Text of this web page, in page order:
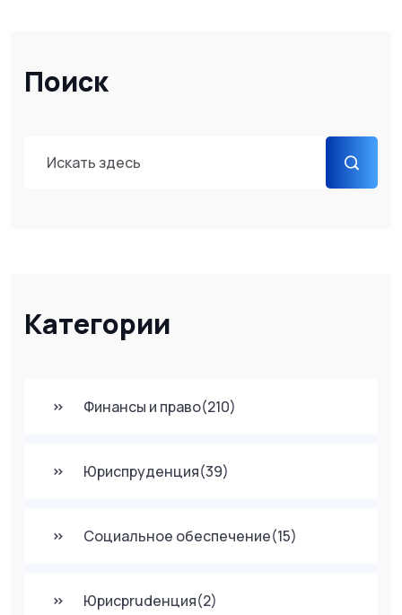
Поиск
Категории
Финансы и право(210)
Юриспруденция(39)
Социальное обеспечение(15)
Юрисprudенция(2)